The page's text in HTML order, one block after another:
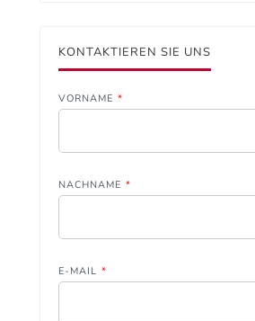
KONTAKTIEREN SIE UNS
VORNAME *
NACHNAME *
E-MAIL *